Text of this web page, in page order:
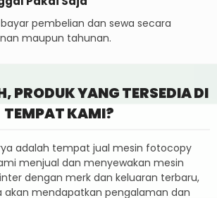
bayar pembelian dan sewa secara
maupun tahunan.
PRODUK YANG TERSEDIA DI
TEMPAT KAMI?
adalah tempat jual mesin fotocopy
menjual dan menyewakan mesin
dengan merk dan keluaran terbaru,
akan mendapatkan pengalaman dan